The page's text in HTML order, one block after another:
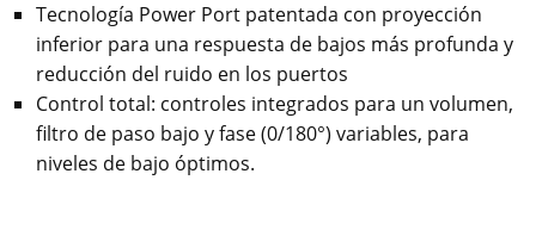
Tecnología Power Port patentada con proyección
inferior para una respuesta de bajos más profunda y
reducción del ruido en los puertos
Control total: controles integrados para un volumen,
filtro de paso bajo y fase (0/180°) variables, para
niveles de bajo óptimos.